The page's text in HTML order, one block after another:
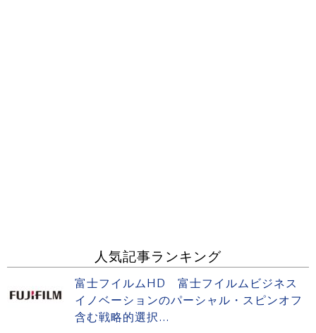
人気記事ランキング
富士フイルムHD 富士フイルムビジネス
イノベーションのパーシャル・スピンオフ
含む戦略的選択...